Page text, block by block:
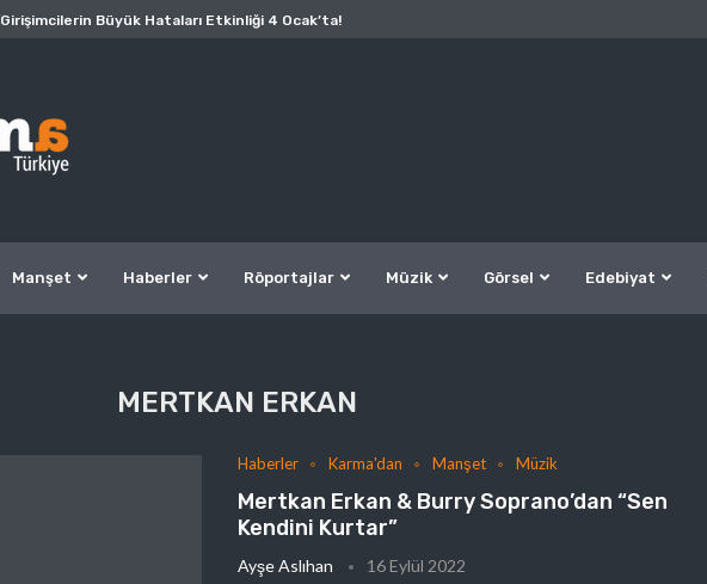
Girişimcilerin Büyük Hataları Etkinliği 4 Ocak’ta!
Manşet Haberler Röportajlar Müzik Görsel Edebiyat
MERTKAN ERKAN
Haberler Karma'dan Manşet Müzik
Mertkan Erkan & Burry Soprano’dan “Sen
Kendini Kurtar”
Ayşe Aslıhan 16 Eylül 2022